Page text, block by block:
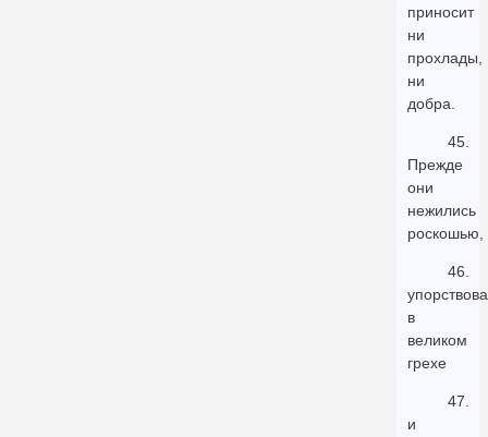
приносит
ни
прохлады,
ни
добра.
45.
Прежде
они
нежились
роскошью,
46.
в
великом
грехе
47.
и